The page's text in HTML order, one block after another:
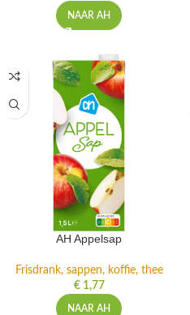
NAAR AH
AH Appelsap
Frisdrank, sappen, koffie, thee
€1,77
NAAR AH